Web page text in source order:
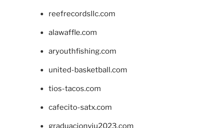
reefrecordsllc.com
alawaffle.com
aryouthfishing.com
united-basketball.com
tios-tacos.com
cafecito-satx.com
graduacionviu2023.com